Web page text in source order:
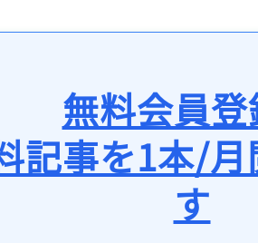
無料会員
記事を1本/
す